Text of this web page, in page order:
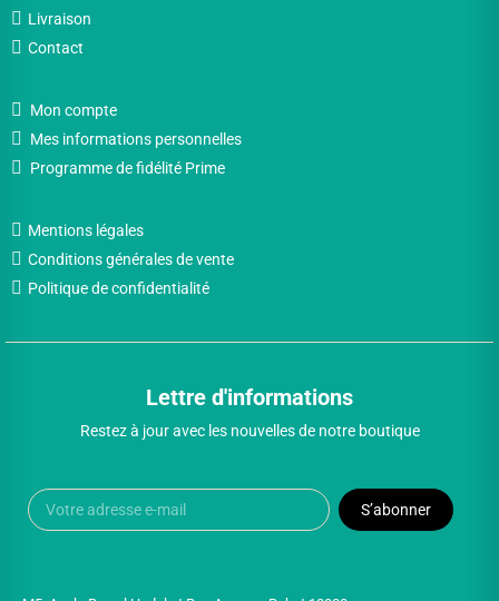
Livraison
Contact
Mon compte
Mes informations personnelles
Programme de fidélité Prime
Mentions légales
Conditions générales de vente
Politique de confidentialité
Lettre d'informations
Restez à jour avec les nouvelles de notre boutique
S’abonner